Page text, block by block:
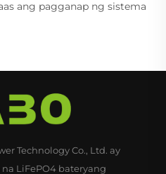
ang pagganap ng sistema
Technology Co., Ltd. ay
LiFePO4 bateryang